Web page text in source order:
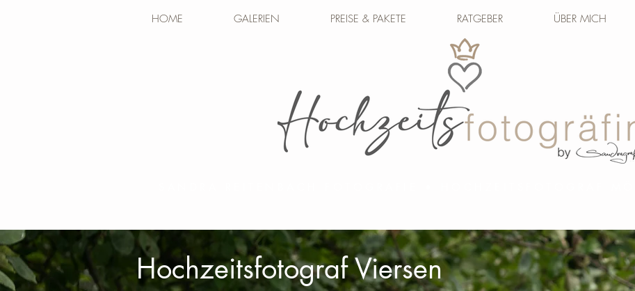
HOME GALERIEN PREISE & PAKETE RATGEBER ÜBER MICH
Hochzeitsfotograf Viersen